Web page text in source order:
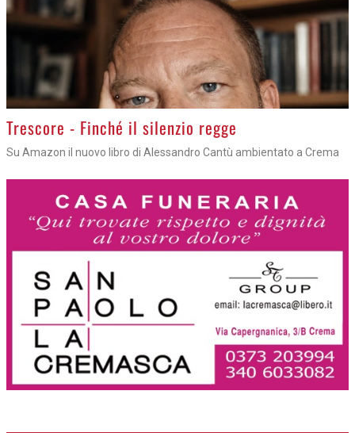
Trescore - Finché il silenzio regge
Su Amazon il nuovo libro di Alessandro Cantù ambientato a Crema